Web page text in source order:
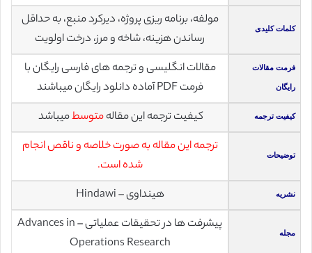
کلمات کلیدی
مولفه، برنامه ریزی پروژه، دیرکرد منبع، به حداقل
رساندن هزینه، شاخه و مرز، درخت اولویت
فرمت مقالات
رایگان
مقالات انگلیسی و ترجمه های فارسی رایگان با
فرمت PDF آماده دانلود رایگان میباشند
کیفیت ترجمه کیفیت ترجمه این مقالهمتوسطمیباشد
توضیحات
ترجمه این مقاله به صورت خلاصه و ناقص انجام
شده است.
نشریه هینداوی – Hindawi
مجله
پیشرفت ها در تحقیقات عملیاتی – Advances in
Operations Research